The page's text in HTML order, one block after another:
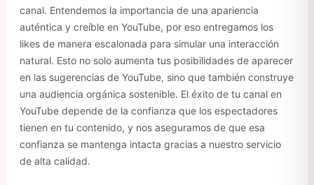
canal. Entendemos la importancia de una apariencia
auténtica y creíble en YouTube, por eso entregamos los
likes de manera escalonada para simular una interacción
natural. Esto no solo aumenta tus posibilidades de aparecer
en las sugerencias de YouTube, sino que también construye
una audiencia orgánica sostenible. El éxito de tu canal en
YouTube depende de la confianza que los espectadores
tienen en tu contenido, y nos aseguramos de que esa
confianza se mantenga intacta gracias a nuestro servicio
de alta calidad.